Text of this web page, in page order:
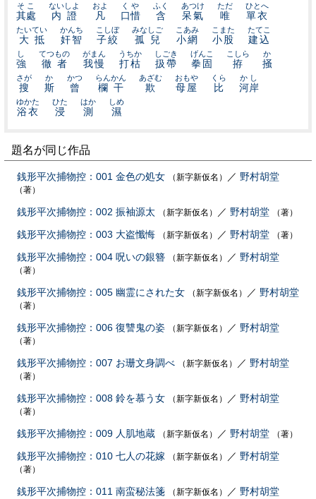
其處
そこ
内證
ないしよ
凡
およ
口惜
くや
含
ふく
呆氣
あつけ
唯
ただ
單衣
ひとへ
大抵
たいてい
奸智
かんち
子絞
こしぼ
孤兒
みなしご
小網
こあみ
小股
こまた
建込
たてこ
強
し
徹者
てつもの
我慢
がまん
打枯
うちか
扱帶
しごき
拳固
げんこ
拵
こしら
掻
か
搜
さが
斯
か
曾
かつ
欄干
らんかん
欺
あざむ
母屋
おもや
比
くら
河岸
かし
浴衣
ゆかた
浸
ひた
測
はか
濕
しめ
題名が同じ作品
銭形平次捕物控：001 金色の処女 （新字新仮名） ／ 野村胡堂
（著）
銭形平次捕物控：002 振袖源太 （新字新仮名） ／ 野村胡堂 （著）
銭形平次捕物控：003 大盗懺悔 （新字新仮名） ／ 野村胡堂 （著）
銭形平次捕物控：004 呪いの銀簪 （新字新仮名） ／ 野村胡堂
（著）
銭形平次捕物控：005 幽霊にされた女 （新字新仮名） ／ 野村胡堂
（著）
銭形平次捕物控：006 復讐鬼の姿 （新字新仮名） ／ 野村胡堂
（著）
銭形平次捕物控：007 お珊文身調べ （新字新仮名） ／ 野村胡堂
（著）
銭形平次捕物控：008 鈴を慕う女 （新字新仮名） ／ 野村胡堂
（著）
銭形平次捕物控：009 人肌地蔵 （新字新仮名） ／ 野村胡堂 （著）
銭形平次捕物控：010 七人の花嫁 （新字新仮名） ／ 野村胡堂
（著）
銭形平次捕物控：011 南蛮秘法箋 （新字新仮名） ／ 野村胡堂